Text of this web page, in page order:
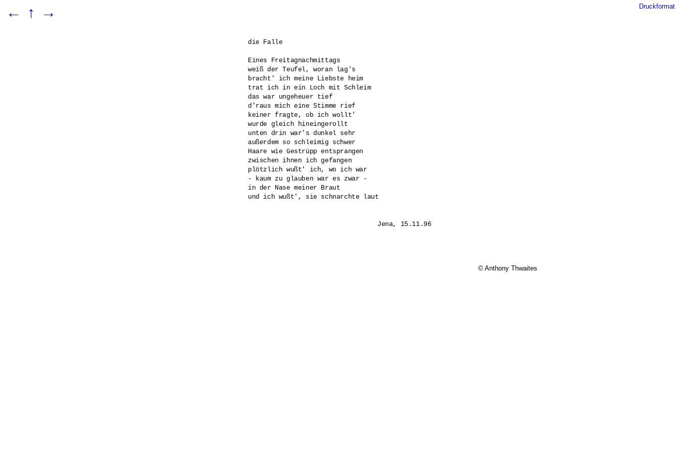
← ↑ → Druckformat
die Falle
Eines Freitagnachmittags
weiß der Teufel, woran lag's
bracht' ich meine Liebste heim
trat ich in ein Loch mit Schleim
das war ungeheuer tief
d'raus mich eine Stimme rief
keiner fragte, ob ich wollt'
wurde gleich hineingerollt
unten drin war's dunkel sehr
außerdem so schleimig schwer
Haare wie Gestrüpp entsprangen
zwischen ihnen ich gefangen
plötzlich wußt' ich, wo ich war
- kaum zu glauben war es zwar -
in der Nase meiner Braut
und ich wußt', sie schnarchte laut
© Anthony Thwaites